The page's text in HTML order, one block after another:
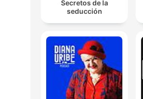
Secretos de la
seducción